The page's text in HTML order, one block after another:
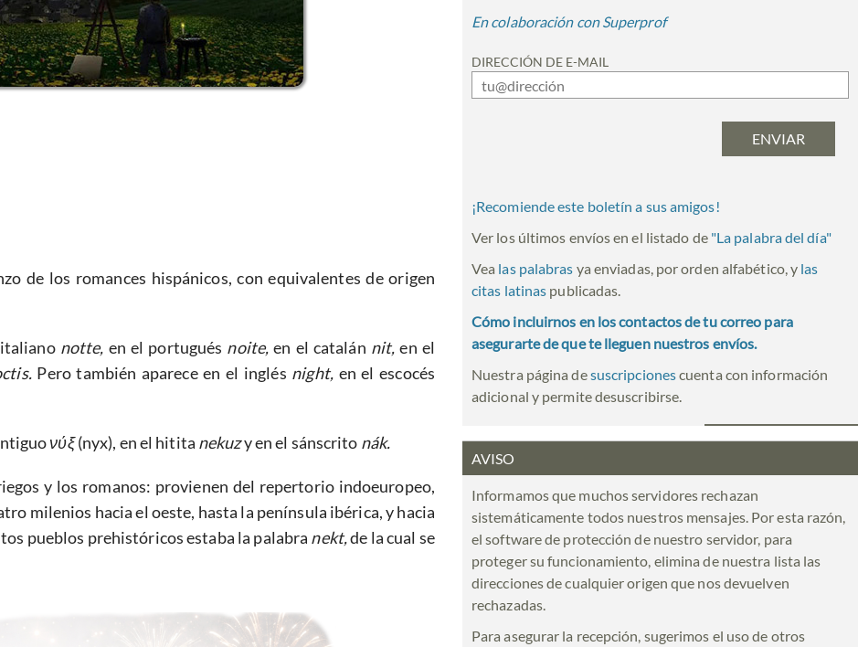
de los romances hispánicos, con equivalentes de origen
notte, en el portugués noite,en el catalán nit,en el
Pero también aparece en el inglés night, en el escocés
νύξ(nyx), en el hitita nekuzy en el sánscrito nák.
y los romanos: provienen del repertorio indoeuropeo,
milenios hacia el oeste, hasta la península ibérica, y hacia
pueblos prehistóricos estaba la palabra nekt,de la cual se
En colaboración con Superprof
DIRECCIÓN DE E-MAIL
¡Recomiende este boletín a sus amigos!
Ver los últimos envíos en el listado de "La palabra del día"
Vea las palabras ya enviadas, por orden alfabético, y las
citas latinas publicadas.
Cómo incluirnos en los contactos de tu correo para
asegurarte de que te lleguen nuestros envíos.
Nuestra página desuscripcionescuenta con información
adicional y permite desuscribirse.
AVISO
Informamos que muchos servidores rechazan
sistemáticamente todos nuestros mensajes. Por esta razón,
el software de protección de nuestro servidor, para
proteger su funcionamiento, elimina de nuestra lista las
direcciones de cualquier origen que nos devuelven
rechazadas.
Para asegurar la recepción, sugerimos el uso de otros